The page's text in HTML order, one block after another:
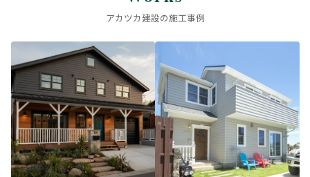
アカツカ建設の施工事例